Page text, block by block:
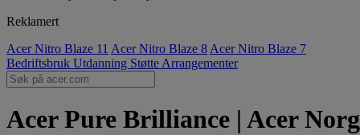
Reklamert
Acer Nitro Blaze 11 Acer Nitro Blaze 8 Acer Nitro Blaze 7
Bedriftsbruk Utdanning Støtte Arrangementer
Acer Pure Brilliance | Acer